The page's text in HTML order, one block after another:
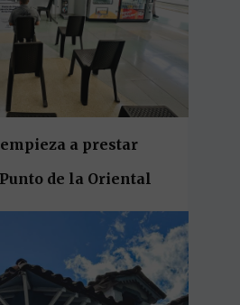
a prestar
de la Oriental